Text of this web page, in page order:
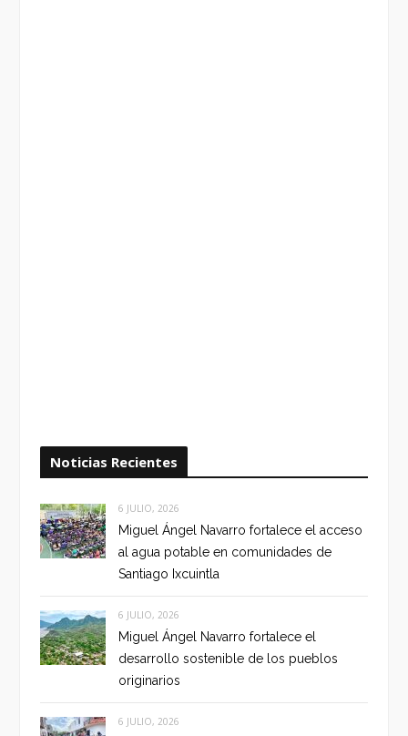
Noticias Recientes
6 JULIO, 2026
Miguel Ángel Navarro fortalece el acceso
al agua potable en comunidades de
Santiago Ixcuintla
6 JULIO, 2026
Miguel Ángel Navarro fortalece el
desarrollo sostenible de los pueblos
originarios
6 JULIO, 2026